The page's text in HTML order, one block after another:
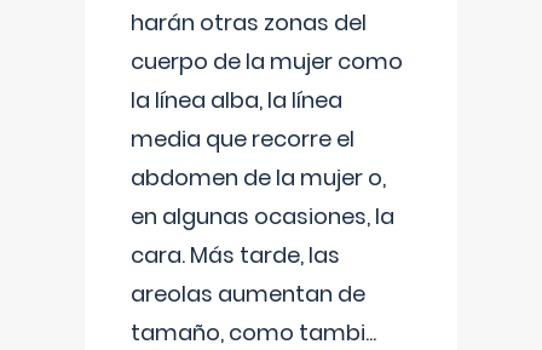
harán otras zonas del
cuerpo de la mujer como
la línea alba, la línea
media que recorre el
abdomen de la mujer o,
en algunas ocasiones, la
cara. Más tarde, las
areolas aumentan de
tamaño, como tambi...